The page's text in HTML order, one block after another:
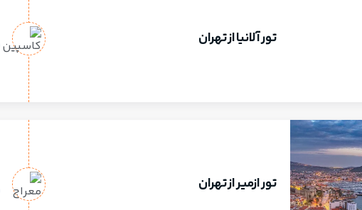
تور آلانیا از تهران
تور ازمیر از تهران